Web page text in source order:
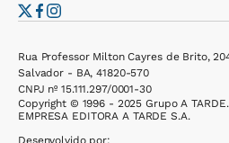
Rua Professor Milton Cayres de Brito,
Salvador - BA, 41820-570
CNPJ nº 15.111.297/0001-30
Copyright © 1996 - 2025 Grupo A
EMPRESA EDITORA A TARDE S.A.
Desenvolvido por: